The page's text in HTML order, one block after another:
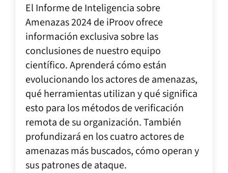
El Informe de Inteligencia sobre
Amenazas 2024 de iProov ofrece
información exclusiva sobre las
conclusiones de nuestro equipo
científico. Aprenderá cómo están
evolucionando los actores de amenazas,
qué herramientas utilizan y qué significa
esto para los métodos de verificación
remota de su organización. También
profundizará en los cuatro actores de
amenazas más buscados, cómo operan y
sus patrones de ataque.